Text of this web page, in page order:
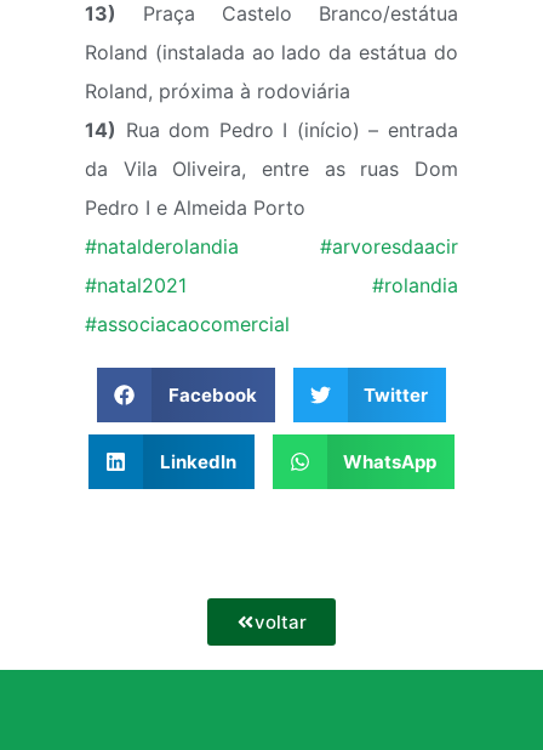
13) Praça Castelo Branco/estátua
Roland (instalada ao lado da estátua do
Roland, próxima à rodoviária
14) Rua dom Pedro I (início) – entrada
da Vila Oliveira, entre as ruas Dom
Pedro I e Almeida Porto
#natalderolandia
#arvoresdaacir
#natal2021
#rolandia
#associacaocomercial
Facebook Twitter
LinkedIn WhatsApp
voltar